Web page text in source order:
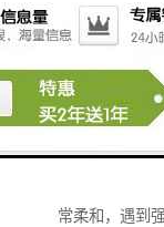
1、建筑围挡
放心的使用
2、建筑围挡
表面不需要再
护的费用，
常柔和，遇到